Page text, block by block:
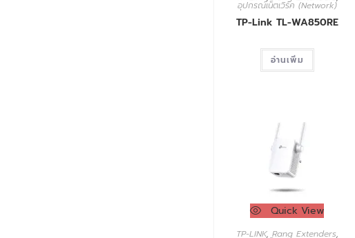
อุปกรณ์เน็ตเวิร์ค (Network)
TP-Link TL-WA850RE
อ่านเพิ่ม
Quick View
TP-LINK, Rang Extenders,